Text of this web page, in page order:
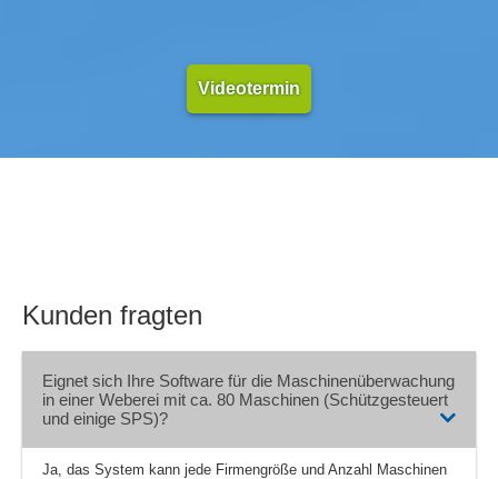
Videotermin
Kunden fragten
Eignet sich Ihre Software für die Maschinenüberwachung
in einer Weberei mit ca. 80 Maschinen (Schützgesteuert
und einige SPS)?
Ja, das System kann jede Firmengröße und Anzahl Maschinen